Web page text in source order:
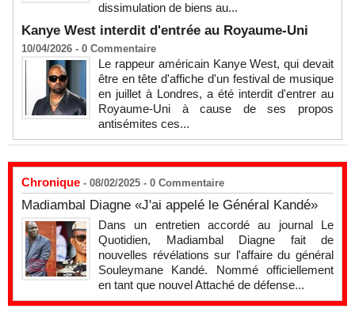
dissimulation de biens au...
Kanye West interdit d'entrée au Royaume-Uni
10/04/2026 - 0 Commentaire
Le rappeur américain Kanye West, qui devait
être en tête d'affiche d'un festival de musique
en juillet à Londres, a été interdit d'entrer au
Royaume-Uni à cause de ses propos
antisémites ces...
Chronique - 08/02/2025 - 0 Commentaire
Madiambal Diagne «J'ai appelé le Général Kandé»
Dans un entretien accordé au journal Le
Quotidien, Madiambal Diagne fait de
nouvelles révélations sur l'affaire du général
Souleymane Kandé. Nommé officiellement
en tant que nouvel Attaché de défense...